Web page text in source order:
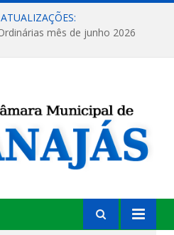
mês de junho 2026